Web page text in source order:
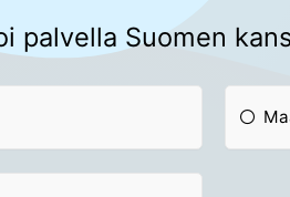
palvella Suomen